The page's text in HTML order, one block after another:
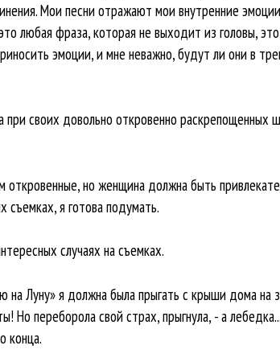
Мои песни отражают мои внутренние
любая фраза, которая не выходит из головы,
эмоции, и мне неважно, будут ли они в
при своих довольно откровенно раскрепощенных
но женщина должна быть
съемках, я готова подумать.
случаях на съемках.
на Луну» я должна была прыгать с крыши дома
Но переборола свой страх, прыгнула, - а
конца.